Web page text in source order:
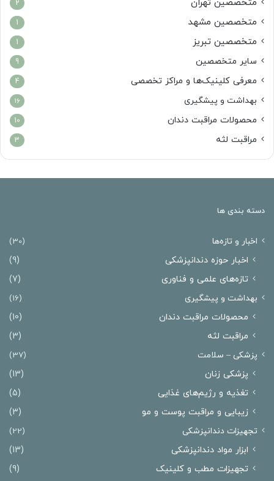
متخصصین تهران 2
متخصصین مشهد 1
متخصصین تبریز 1
سایر متخصصین 9
معرفی کلینیک‌ها و مراکز تخصصی 4
بهداشت و پیشگیری 16
محصولات مراقبت دندان 10
مراقبت لثه 3
دسته بندی ها
اخبار و تازه‌ها (30)
اخبار حوزه دندانپزشکی
(9)
تازه‌های علمی و فناوری
(7)
بهداشت و پیشگیری (16)
محصولات مراقبت دندان
(10)
مراقبت لثه
(3)
پزشکی – سلامت (37)
پزشکی زنان
(13)
تغذیه و رژیم‌های غذایی
(5)
زیبایی و مراقبت پوست و مو
(3)
تجهیزات دندانپزشکی (22)
ابزار مواد دندانپزشکی
(13)
تجهیزات مطب و کلینیک
(9)